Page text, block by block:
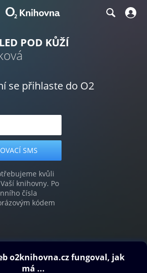
POD KŮŽÍ
se přihlaste do O2
kvůli
knihovny. Po
čísla
kódem